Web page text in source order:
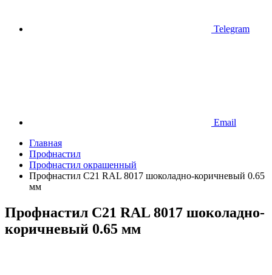
Telegram
Email
Главная
Профнастил
Профнастил окрашенный
Профнастил С21 RAL 8017 шоколадно-коричневый 0.65
мм
Профнастил С21 RAL 8017 шоколадно-
коричневый 0.65 мм